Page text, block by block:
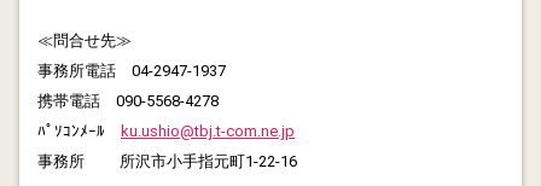
2015.03.17
遺産整理受任者に関する金融機関の対応
大塚家具にみる「事業承継失敗案件」 でも一般的によく
≪問合せ先≫
事務所電話 04-2947-1937
携帯電話 090-5568-4278
ﾊﾟｿｺﾝﾒｰﾙ ku.ushio@tbj.t-com.ne.jp
事務所 所沢市小手指元町1-22-16